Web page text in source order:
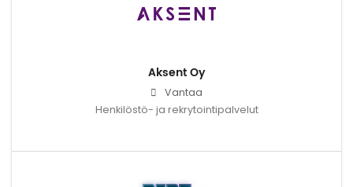
Aksent Oy
Vantaa
Henkilöstö- ja rekrytointipalvelut